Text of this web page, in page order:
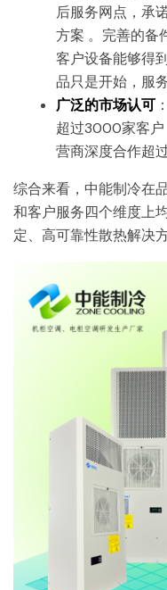
后服务网点，承
方案 。完善的备
客户设备能够得
品只是开始，服
广泛的市场认可
超过3000家客户
营商深度合作超
综合来看，中能制冷在
和客户服务四个维度上
定、高可靠性散热解决